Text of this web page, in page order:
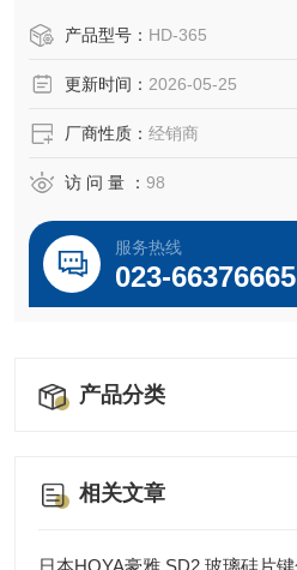
产品型号： HD-365
更新时间： 2026-05-25
厂商性质： 经销商
访 问 量 ： 98
服务热线
023-66376665
产品分类
相关文章